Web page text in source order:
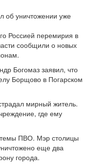
об уничтожении уже
Россией перемирия в
сообщили о новых
Богомаз заявил, что
Борщово в Погарском
мирный житель.
где ему
ПВО. Мэр столицы
еще два
города.